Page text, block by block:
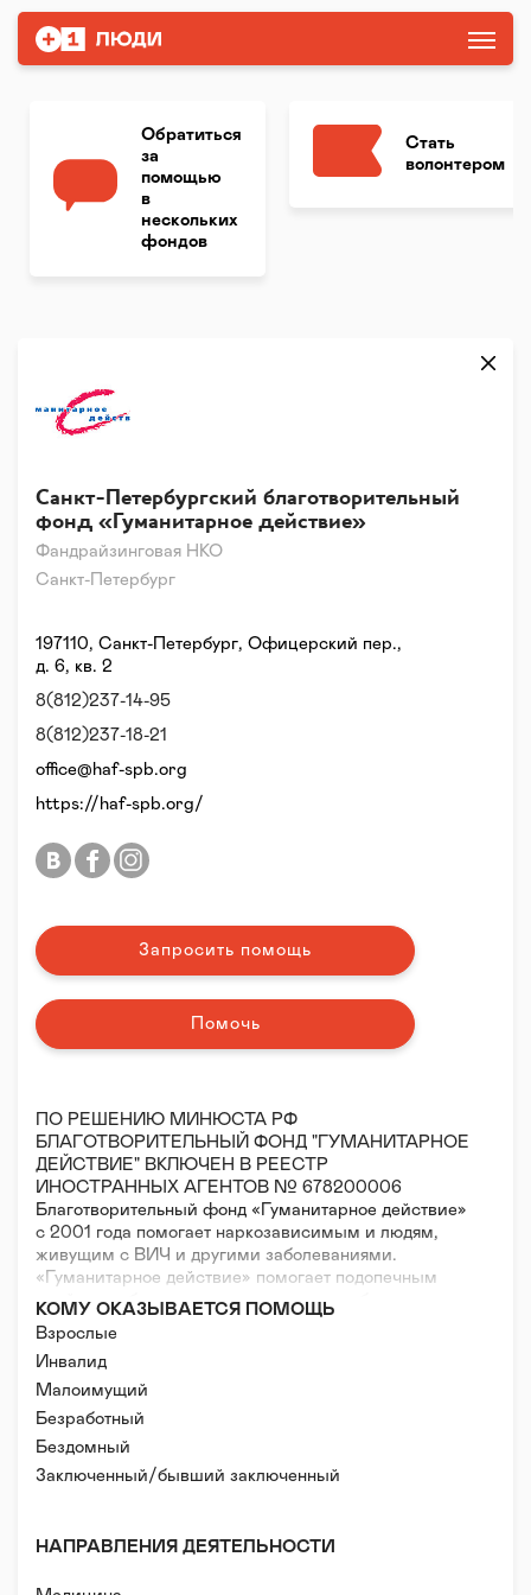
Обратиться
за
помощью
в
нескольких
фондов
Стать
волонтером
Фандрайзинговая НКО
Санкт-Петербургский благотворительный
фонд «Гуманитарное действие»
Санкт-Петербург
ПО РЕШЕНИЮ МИНЮСТА РФ
БЛАГОТВОРИТЕЛЬНЫЙ ФОНД "ГУМАНИТАРНОЕ
ДЕЙСТВИЕ" ВКЛЮЧЕН В РЕЕСТР
ИНОСТРАННЫХ АГЕНТОВ № 678200006
Благотворительный фонд «Гуманитарное действие»
с 2001 года помогает наркозависимым и людям,
живущим с ВИЧ и другими заболеваниями.
«Гуманитарное действие» помогает подопечным
пройти реабилитацию, начать или возобновить
прием лекарств от ВИЧ-инфекции, гепатитов или
туберкулеза, защитить свои права в суде.
Миссия фонда – сохраняем жизни и здоровье
людей, употребляющих наркотики. Реабилитируем
их человеческое достоинство на основе принципа
уникальности каждой жизни. Повышаем
осведомленность общества о проблеме
Программы:
КОМУ ОКАЗЫВАЕТСЯ ПОМОЩЬ
Взрослые
Инвалид
Малоимущий
Безработный
Бездомный
Заключенный/бывший заключенный
НАПРАВЛЕНИЯ ДЕЯТЕЛЬНОСТИ
197110, Санкт-Петербург, Офицерский пер.,
д. 6, кв. 2
8(812)237-14-95
8(812)237-18-21
office@haf-spb.org
https://haf-spb.org/
Запросить помощь
Помочь